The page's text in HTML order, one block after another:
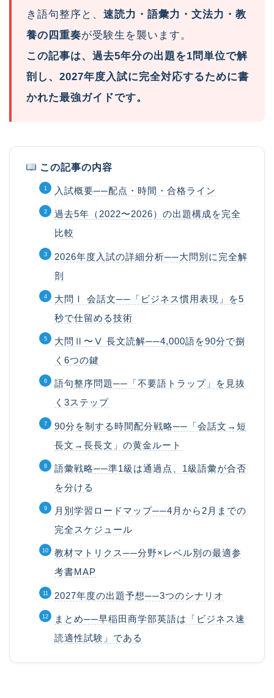
き語句整序と、 速読力・語彙力・文法力・教
養の四重奏が受験生を襲います。
この記事は、過去5年分の出題を1問単位で解
剖し、2027年度入試に完全対応するために書
かれた最強ガイドです。
この記事の内容
入試概要──配点・時間・合格ライン
過去5年（2022〜2026）の出題構成を完全
比較
2026年度入試の詳細分析──大問別に完全解
剖
大問Ⅰ 会話文──「ビジネス慣用表現」を5
秒で仕留める技術
大問Ⅱ〜Ⅴ 長文読解──4,000語を90分で捌
く6つの鍵
語句整序問題──「不要語トラップ」を見抜
く3ステップ
90分を制する時間配分戦略──「会話文→短
長文→長長文」の黄金ルート
語彙戦略──準1級は通過点、1級語彙が合否
を分ける
月別学習ロードマップ──4月から2月までの
完全スケジュール
教材マトリクス──分野×レベル別の最適参
考書MAP
2027年度の出題予想──3つのシナリオ
まとめ──早稲田商学部英語は「ビジネス速
読適性試験」である